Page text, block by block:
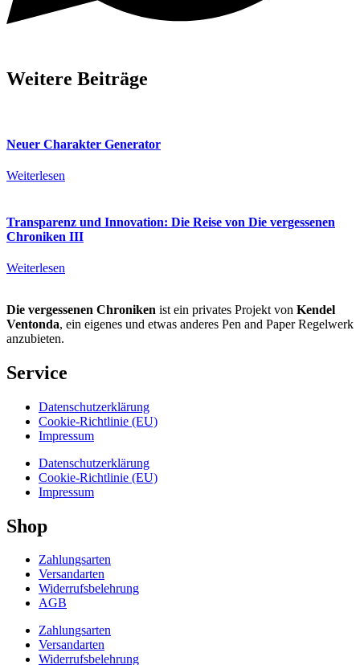
Weitere Beiträge
Neuer Charakter Generator
Weiterlesen
Transparenz und Innovation: Die Reise von Die vergessenen
Chroniken III
Weiterlesen
Die vergessenen Chroniken ist ein privates Projekt von Kendel
Ventonda, ein eigenes und etwas anderes Pen and Paper Regelwerk
anzubieten.
Service
Datenschutzerklärung
Cookie-Richtlinie (EU)
Impressum
Datenschutzerklärung
Cookie-Richtlinie (EU)
Impressum
Shop
Zahlungsarten
Versandarten
Widerrufsbelehrung
AGB
Zahlungsarten
Versandarten
Widerrufsbelehrung